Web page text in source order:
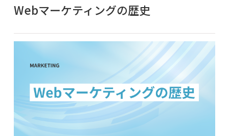
Webマーケティングの歴史